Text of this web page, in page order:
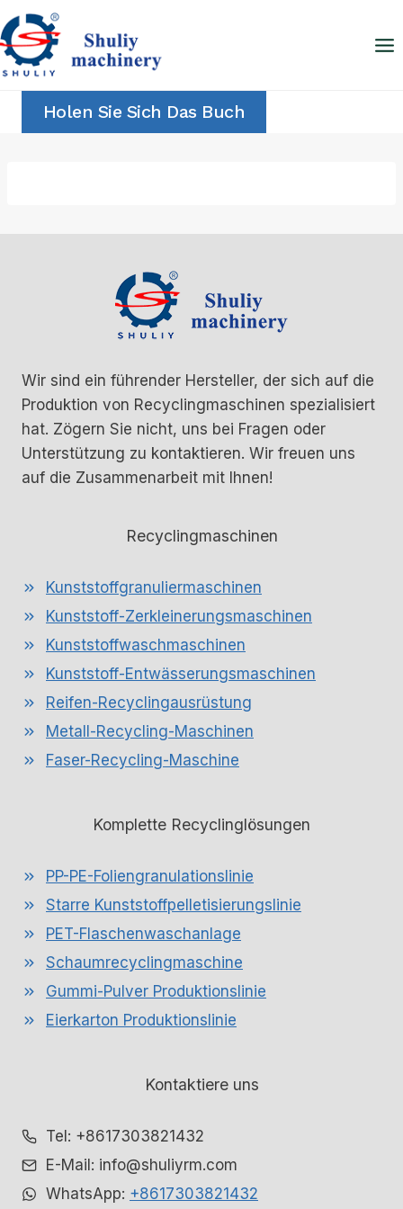
Zum
Inhalt
springen
Holen Sie Sich Das Buch
Wir sind ein führender Hersteller, der sich auf die
Produktion von Recyclingmaschinen spezialisiert
hat. Zögern Sie nicht, uns bei Fragen oder
Unterstützung zu kontaktieren. Wir freuen uns
auf die Zusammenarbeit mit Ihnen!
Recyclingmaschinen
Kunststoffgranuliermaschinen
Kunststoff-Zerkleinerungsmaschinen
Kunststoffwaschmaschinen
Kunststoff-Entwässerungsmaschinen
Reifen-Recyclingausrüstung
Metall-Recycling-Maschinen
Faser-Recycling-Maschine
Komplette Recyclinglösungen
PP-PE-Foliengranulationslinie
Starre Kunststoffpelletisierungslinie
PET-Flaschenwaschanlage
Schaumrecyclingmaschine
Gummi-Pulver Produktionslinie
Eierkarton Produktionslinie
Kontaktiere uns
Tel: +8617303821432
E-Mail: info@shuliyrm.com
WhatsApp: +8617303821432